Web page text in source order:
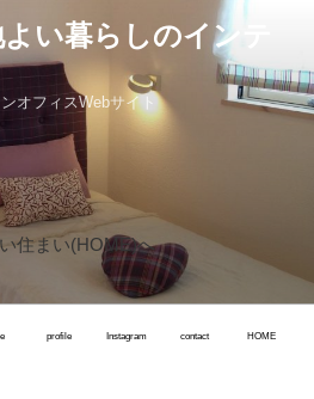
い暮らしのインテ
オフィスWebサイト
住まい(HOME)へ
profile Instagram contact HOME